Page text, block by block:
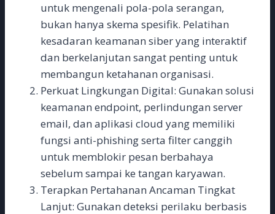
untuk mengenali pola-pola serangan,
bukan hanya skema spesifik. Pelatihan
kesadaran keamanan siber yang interaktif
dan berkelanjutan sangat penting untuk
membangun ketahanan organisasi.
Perkuat Lingkungan Digital: Gunakan solusi
keamanan endpoint, perlindungan server
email, dan aplikasi cloud yang memiliki
fungsi anti-phishing serta filter canggih
untuk memblokir pesan berbahaya
sebelum sampai ke tangan karyawan.
Terapkan Pertahanan Ancaman Tingkat
Lanjut: Gunakan deteksi perilaku berbasis